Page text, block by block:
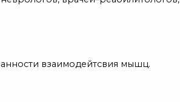
взаимодейтсвия мышц.